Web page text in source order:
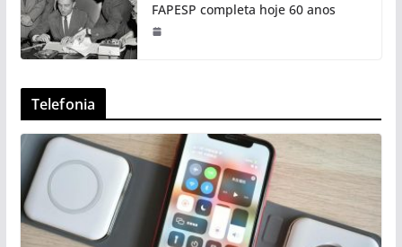
FAPESP completa hoje 60 anos
Telefonia